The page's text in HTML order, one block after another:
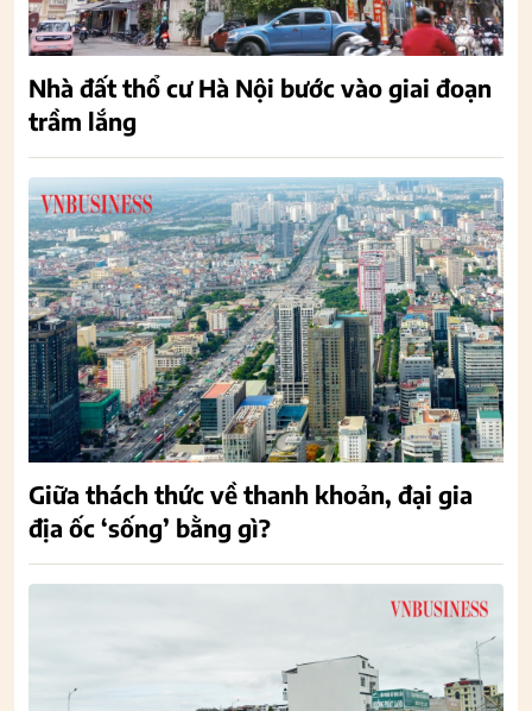
Nhà đất thổ cư Hà Nội bước vào giai đoạn
trầm lắng
Giữa thách thức về thanh khoản, đại gia
địa ốc ‘sống’ bằng gì?